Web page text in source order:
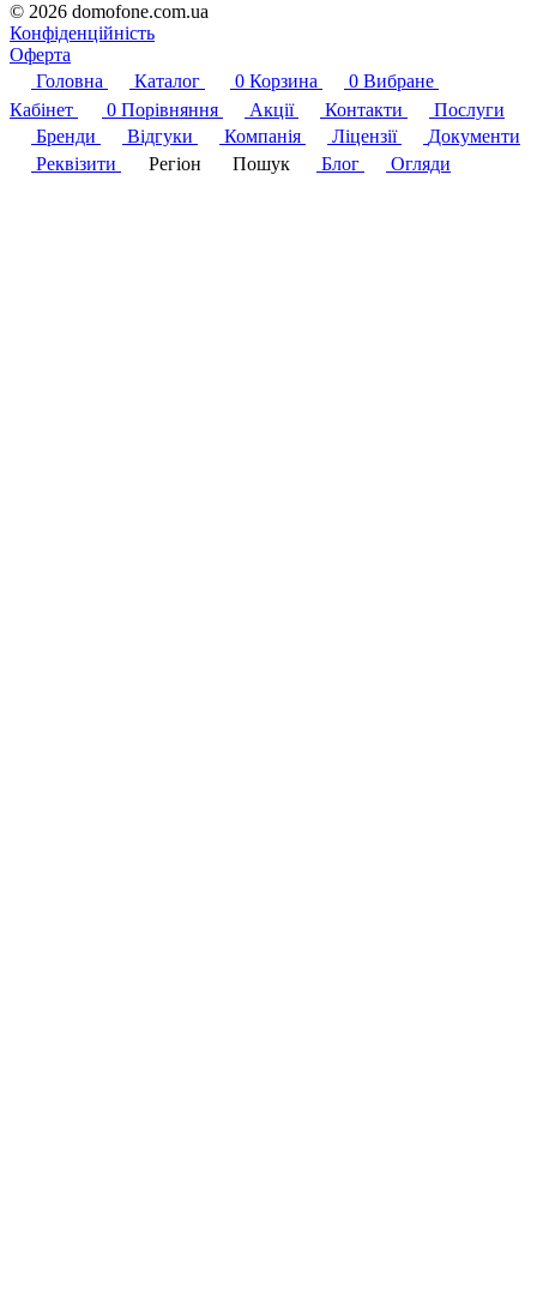
© 2026 domofone.com.ua
Конфіденційність
Оферта
Головна
Каталог 0 Корзина 0 Вибране
Кабінет
0 Порівняння Акції Контакти
Послуги
Бренди
Відгуки Компанія Ліцензії
Документи
Реквізити
Регіон Пошук Блог Огляди